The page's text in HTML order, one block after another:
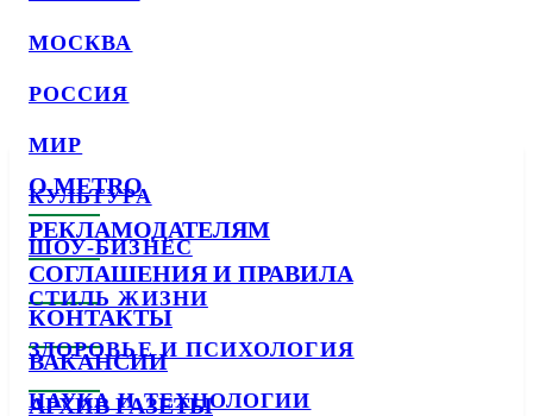
МОСКВА
РОССИЯ
МИР
КУЛЬТУРА
ШОУ-БИЗНЕС
СТИЛЬ ЖИЗНИ
ЗДОРОВЬЕ И ПСИХОЛОГИЯ
НАУКА И ТЕХНОЛОГИИ
О METRO
РЕКЛАМОДАТЕЛЯМ
СОГЛАШЕНИЯ И ПРАВИЛА
КОНТАКТЫ
ВАКАНСИИ
АРХИВ ГАЗЕТЫ